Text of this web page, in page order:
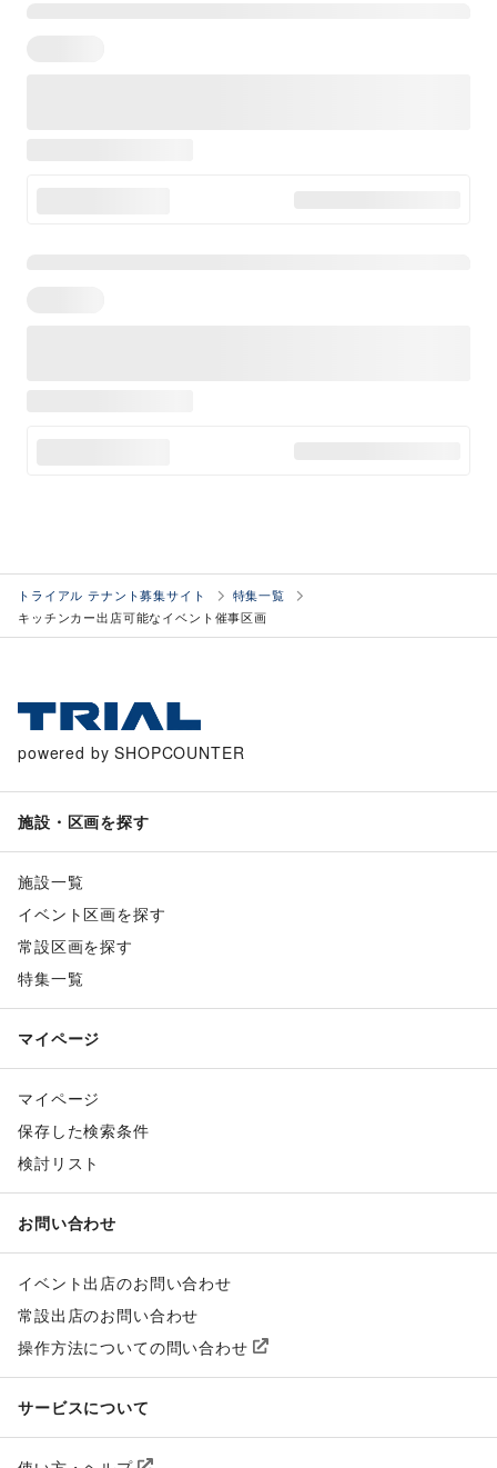
トライアル テナント募集サイト
特集一覧
キッチンカー出店可能なイベント催事区画
powered by SHOPCOUNTER
施設・区画を探す
施設一覧
イベント区画を探す
常設区画を探す
特集一覧
マイページ
マイページ
保存した検索条件
検討リスト
お問い合わせ
イベント出店のお問い合わせ
常設出店のお問い合わせ
操作方法についての問い合わせ
サービスについて